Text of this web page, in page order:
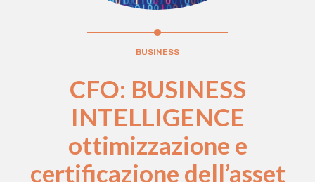
BUSINESS
CFO: BUSINESS
INTELLIGENCE
ottimizzazione e
certificazione dell’asset